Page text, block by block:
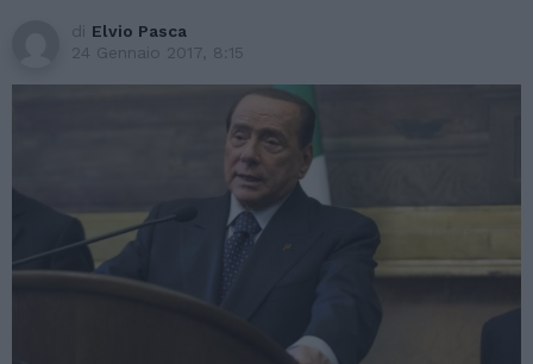
di Elvio Pasca
24 Gennaio 2017, 8:15